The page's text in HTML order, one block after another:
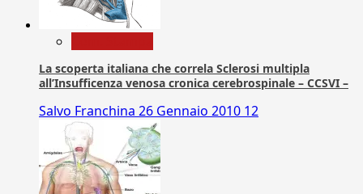
La scoperta italiana che correla Sclerosi multipla
all’Insufficenza venosa cronica cerebrospinale – CCSVI –
Salvo Franchina 26 Gennaio 2010 12